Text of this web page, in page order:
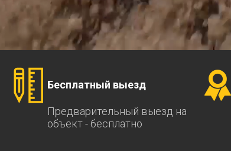
Бесплатный выезд
Предварительный выезд на
объект - бесплатно